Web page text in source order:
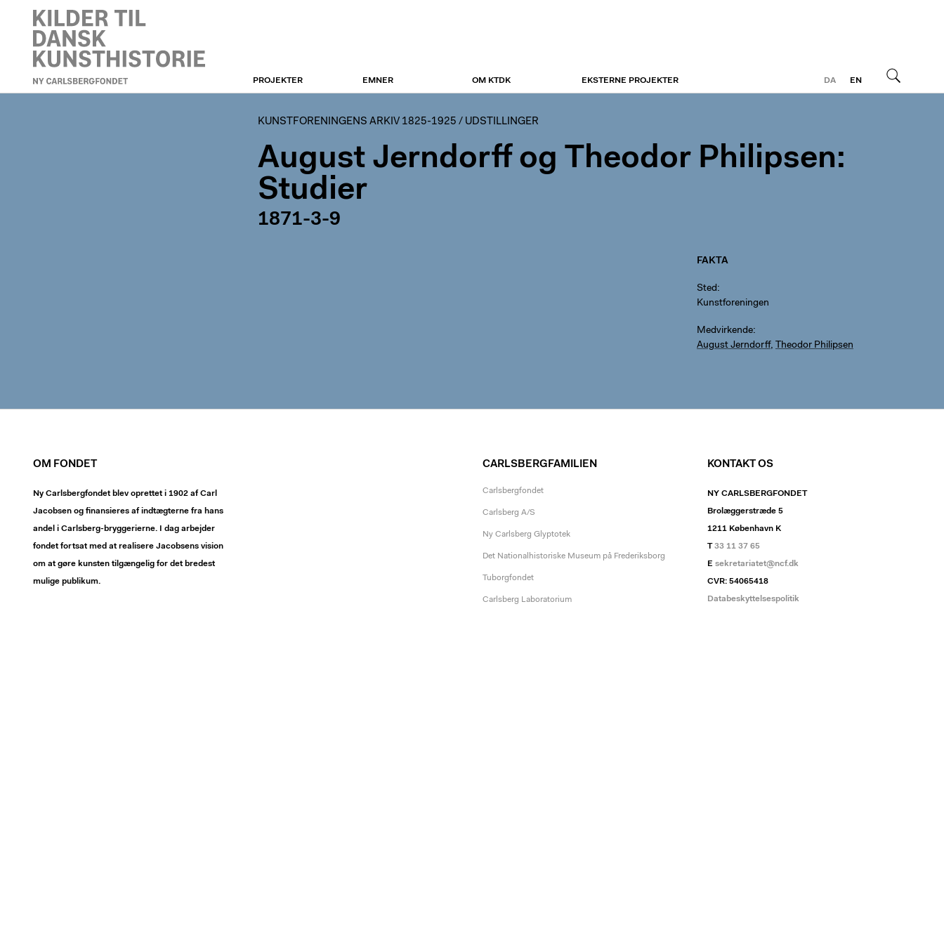
KUNSTFORENINGEN
DA
EN
PROJEKTER EMNER OM KTDK EKSTERNE PROJEKTER
KUNSTFORENINGENS ARKIV 1825-1925 / UDSTILLINGER
August Jerndorff og Theodor Philipsen:
Studier
1871-3-9
FAKTA
Sted
Kunstforeningen
Medvirkende
August Jerndorff, Theodor Philipsen
OM FONDET
Ny Carlsbergfondet blev oprettet i 1902 af Carl
Jacobsen og finansieres af indtægterne fra hans
andel i Carlsberg-bryggerierne. I dag arbejder
fondet fortsat med at realisere Jacobsens vision
om at gøre kunsten tilgængelig for det bredest
mulige publikum.
CARLSBERGFAMILIEN
Carlsbergfondet
Carlsberg A/S
Ny Carlsberg Glyptotek
Det Nationalhistoriske Museum på Frederiksborg
Tuborgfondet
Carlsberg Laboratorium
KONTAKT OS
NY CARLSBERGFONDET
Brolæggerstræde 5
1211 København K
T33 11 37 65
E sekretariatet@ncf.dk
CVR: 54065418
Databeskyttelsespolitik